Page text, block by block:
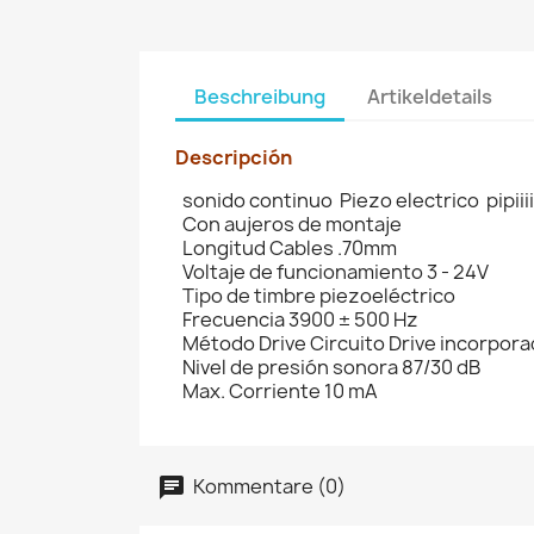
Beschreibung Artikeldetails
Descripción
sonido continuo Piezo electrico
Con aujeros de montaje
Longitud Cables .70mm
Voltaje de funcionamiento 3 - 24V
Tipo de timbre piezoeléctrico
Frecuencia 3900 ± 500 Hz
Método Drive Circuito Drive
Nivel de presión sonora 87/30 dB
Max. Corriente 10 mA
Kommentare (0)